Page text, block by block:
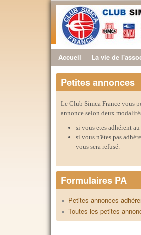
Menu principal
Accueil La vie de
Petites annonces
Le Club Simca France vous
annonce selon deux
si vous etes adhérent
si vous n'êtes pas
vous sera refusé.
Formulaires PA
Petites annonces
Toutes les petites